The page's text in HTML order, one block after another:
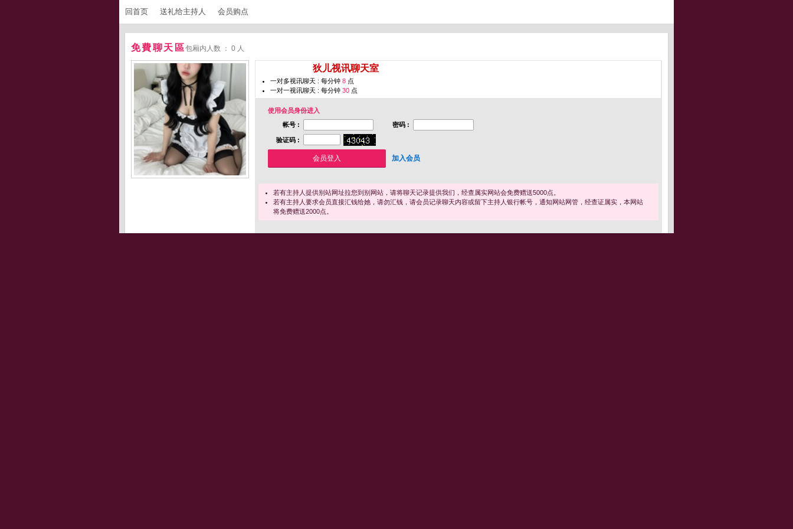
回首页 送礼给主持人 会员购点
免費聊天區包厢内人数 ： 0 人
狄儿视讯聊天室
一对多视讯聊天 : 每分钟 8 点
一对一视讯聊天 : 每分钟 30 点
使用会员身份进入
帐号 :
密码 :
验证码 :
加入会员
若有主持人提供别站网址拉您到别网站，请将聊天记录提供我们，经查属实网站会免费赠送5000点。
若有主持人要求会员直接汇钱给她，请勿汇钱，请会员记录聊天内容或留下主持人银行帐号，通知网站网管，经查证属实，本网站
将免费赠送2000点。